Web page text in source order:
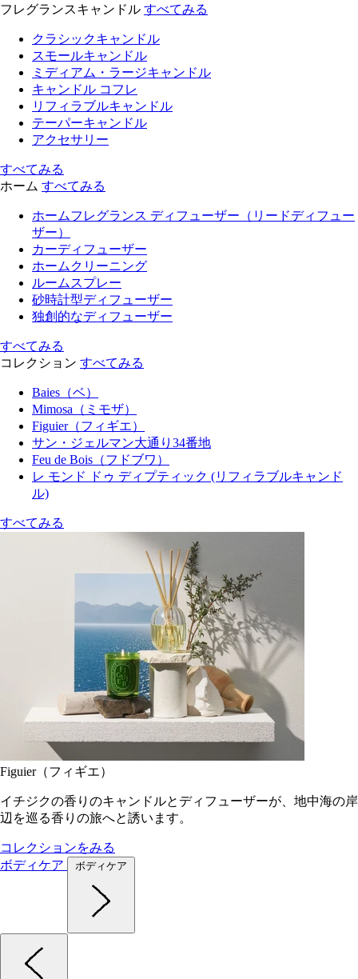
フレグランスキャンドル すべてみる
クラシックキャンドル
スモールキャンドル
ミディアム・ラージキャンドル
キャンドル コフレ
リフィラブルキャンドル
テーパーキャンドル
アクセサリー
すべてみる
ホーム すべてみる
ホームフレグランス ディフューザー（リードディフュー
ザー）
カーディフューザー
ホームクリーニング
ルームスプレー
砂時計型ディフューザー
独創的なディフューザー
すべてみる
コレクション すべてみる
Baies（ベ）
Mimosa（ミモザ）
Figuier（フィギエ）
サン・ジェルマン大通り34番地
Feu de Bois（フドブワ）
レ モンド ドゥ ディプティック (リフィラブルキャンド
ル)
すべてみる
Figuier（フィギエ）
イチジクの香りのキャンドルとディフューザーが、地中海の岸
辺を巡る香りの旅へと誘います。
コレクションをみる
ボディケア
ボディケア